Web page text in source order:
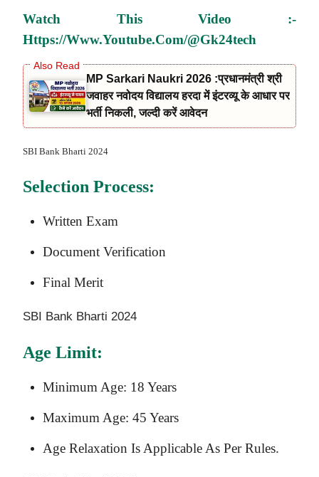
Watch This Video :-
Https://www.youtube.com/@gk24tech
MP Sarkari Naukri 2026 :प्रधानमंत्री श्री
जवाहर नवोदय विद्यालय हरदा में इंटरव्यू के आधार पर
भर्ती निकली, जल्दी करें आवेदन
SBI Bank Bharti 2024
Selection Process:
Written Exam
Document Verification
Final Merit
SBI Bank Bharti 2024
Age Limit:
Minimum Age: 18 Years
Maximum Age: 45 Years
Age Relaxation Is Applicable As Per Rules.